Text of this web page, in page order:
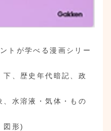
トが学べる漫画シリー
、歴史年代暗記、政
水溶液・気体・もの
図形)